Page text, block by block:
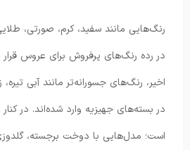
رنگ‌هایی مانند سفید، کرم، صورتی،
در رده رنگ‌های پرفروش برای عروس قرار
اخیر، رنگ‌های جسورانه‌تر مانند آبی
در بسته‌های جهیزیه وارد شده‌اند. در
است؛ مدل‌هایی با دوخت برجسته،